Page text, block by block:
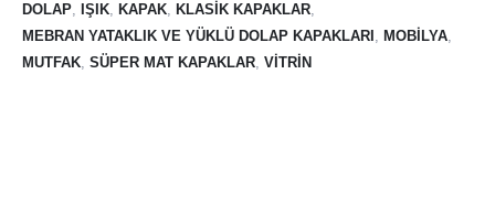
DOLAP, IŞIK, KAPAK, KLASIK KAPAKLAR,
MEBRAN YATAKLIK VE YÜKLÜ DOLAP KAPAKLARI , MOBILYA,
MUTFAK, SÜPER MAT KAPAKLAR, VITRIN